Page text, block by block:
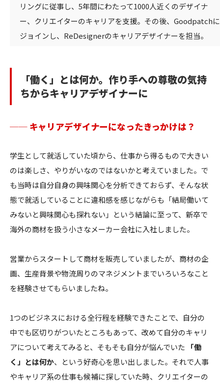
リングに従事し、5年間にわたって1000人近くのデザイナ
ー、クリエイターのキャリアを支援。その後、Goodpatchに
ジョインし、ReDesignerのキャリアデザイナーを担当。
「働く」とは何か。作り手への尊敬の気持
ちからキャリアデザイナーに
── キャリアデザイナーになったきっかけは？
学生として就活していた頃から、仕事から得るもので大きい
のは楽しさ、やりがいなのではないかと考えていました。で
も当時は自分自身の興味関心を分析できておらず、そんな状
態で就活していることに違和感を感じながらも「結局働いて
みないと興味関心も探れない」という結論に至って、新卒で
海外の商材を扱う小さなメーカー会社に入社しました。
営業からスタートして商材を販売していましたが、商材の企
画、生産背景や物流周りのマネジメントまでいろいろなこと
を経験させてもらいましたね。
1つのビジネスにおける全行程を経験できたことで、自分の
中でも区切りがついたところもあって、改めて自分のキャリ
アについて考えてみると、そもそも自分が悩んでいた
「働
く」とは何か、という好奇心を思い出しました。それで人事
やキャリア系の仕事も候補に探していた時、クリエイターの